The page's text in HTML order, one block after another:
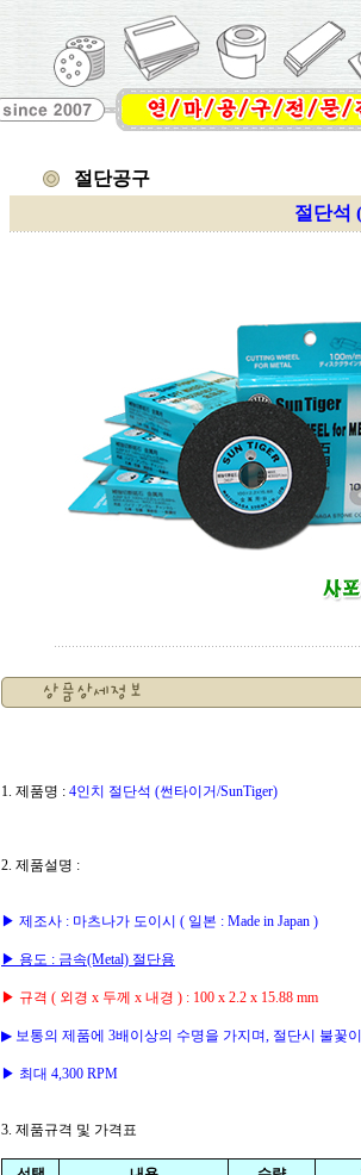
절단공구
절단석
1. 제품명 : 4인치 절단석 (썬타이거/SunTiger)
2. 제품설명 :
▶ 제조사 : 마츠나가 도이시 ( 일본 : Made in Japan )
▶ 용도 : 금속(Metal) 절단용
▶ 규격 ( 외경 x 두께 x 내경 ) : 100 x 2.2 x 15.88 mm
▶ 보통의 제품에 3배이상의 수명을 가지며, 절단시 불꽃
▶ 최대 4,300 RPM
3. 제품규격 및 가격표